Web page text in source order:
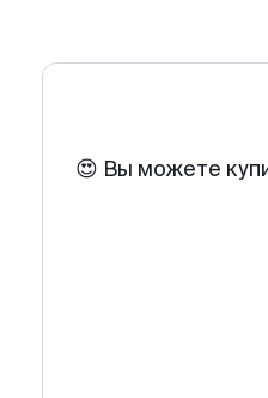
😍 Вы можете